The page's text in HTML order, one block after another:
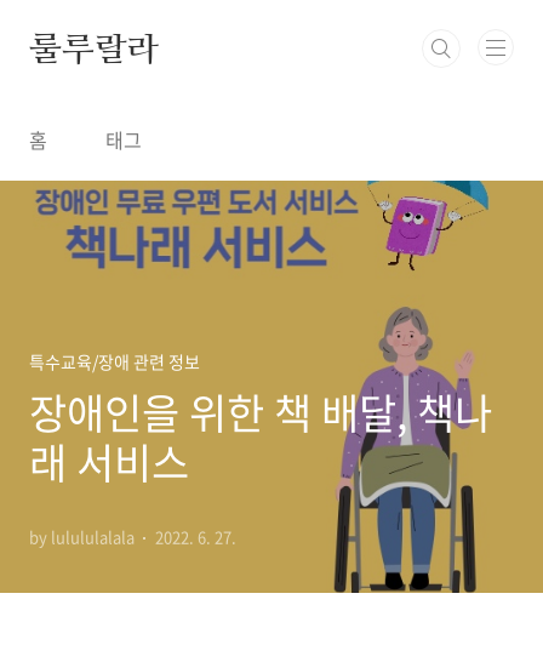
룰루랄라
홈 태그
특수교육/장애 관련 정보
장애인을 위한 책 배달, 책나
래 서비스
by lulululalala 2022. 6. 27.